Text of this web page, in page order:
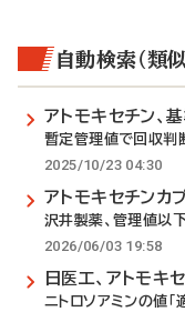
自動検索（類
アトモキセチン、
暫定管理値で回収判
2025/10/23 04:30
アトモキセチンカ
沢井製薬、管理値以
2026/06/03 19:58
日医工、アトモキ
ニトロソアミンの値「